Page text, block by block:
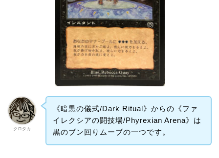
クロタカ
《暗黒の儀式/Dark Ritual》からの《ファ
イレクシアの闘技場/Phyrexian Arena》は
黒のブン回りムーブの一つです。